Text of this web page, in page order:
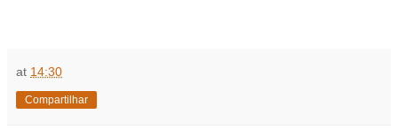
at 14:30
Compartilhar